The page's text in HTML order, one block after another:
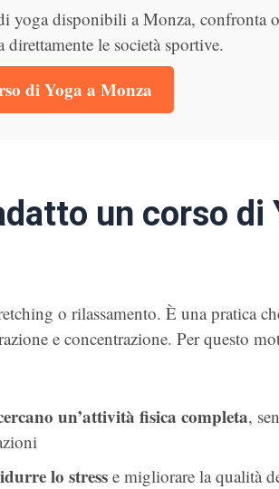
yoga disponibili a Monza, confronta
le società sportive.
di Yoga a Monza
un corso di
o rilassamento. È una pratica
e concentrazione. Per questo
un’attività fisica completa,
lo stress e migliorare la qualità